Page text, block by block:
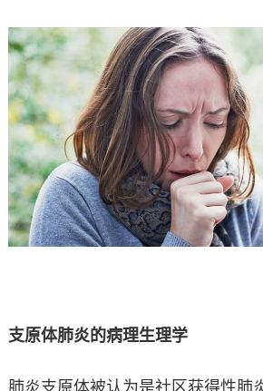
支原体肺炎的病理生理学
肺炎支原体被认为是社区获得性肺